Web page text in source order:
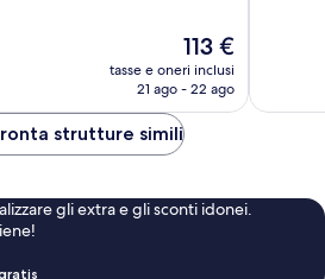
Il
prezzo
attuale
113 €
113 €
tasse e oneri inclusi
21 ago - 22 ago
strutture simili
gli extra e gli sconti idonei.